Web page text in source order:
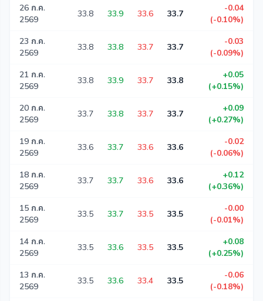
26 ก.ค.
2569
33.8 33.9 33.6 33.7
-0.04
(-0.10%)
23 ก.ค.
2569
33.8 33.8 33.7 33.7
-0.03
(-0.09%)
21 ก.ค.
2569
33.8 33.9 33.7 33.8
+0.05
(+0.15%)
20 ก.ค.
2569
33.7 33.8 33.7 33.7
+0.09
(+0.27%)
19 ก.ค.
2569
33.6 33.7 33.6 33.6
-0.02
(-0.06%)
18 ก.ค.
2569
33.7 33.7 33.6 33.6
+0.12
(+0.36%)
15 ก.ค.
2569
33.5 33.7 33.5 33.5
-0.00
(-0.01%)
14 ก.ค.
2569
33.5 33.6 33.5 33.5
+0.08
(+0.25%)
13 ก.ค.
2569
33.5 33.6 33.4 33.5
-0.06
(-0.18%)